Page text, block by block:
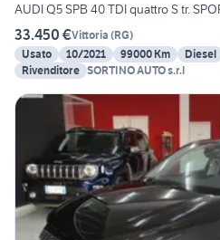
AUDI Q5 SPB 40 TDI quattro S tr.
33.450 €Vittoria (RG)
Usato
10/2021 99000 Km Diesel
Rivenditore SORTINO AUTO s.r.l